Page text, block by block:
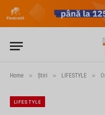
Home » Știri » LIFESTYLE »
LIFESTYLE